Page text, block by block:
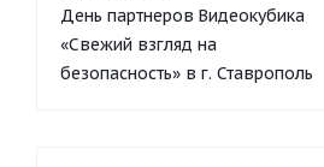
День партнеров Видеокубика
«Свежий взгляд на
безопасность» в г. Ставрополь